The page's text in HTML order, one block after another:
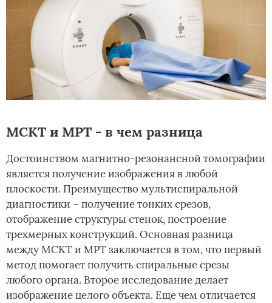
МСКТ и МРТ - в чем разница
Достоинством магнитно-резонансной томографии
является получение изображения в любой
плоскости. Преимущество мультиспиральной
диагностики – получение тонких срезов,
отображение структуры стенок, построение
трехмерных конструкций. Основная разница
между МСКТ и МРТ заключается в том, что первый
метод помогает получить спиральные срезы
любого органа. Второе исследование делает
изображение целого объекта. Еще чем отличается